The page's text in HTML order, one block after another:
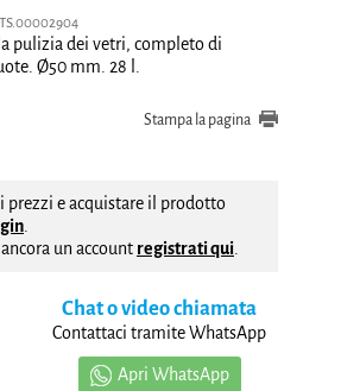
pulizia dei vetri, completo di
Ø50 mm. 28 l.
Stampa la pagina
i prezzi e acquistare il prodotto
un account registrati qui
Chat o video chiamata
Contattaci tramite WhatsApp
Apri WhatsApp